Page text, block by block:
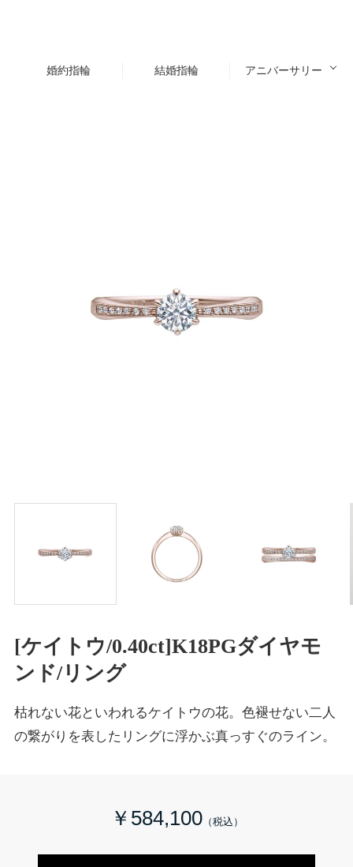
婚約指輪 結婚指輪 アニバーサリー
[ケイトウ/0.40ct]K18PGダイヤモ
ンド/リング
枯れない花といわれるケイトウの花。色褪せない二人
の繋がりを表したリングに浮かぶ真っすぐのライン。
￥584,100